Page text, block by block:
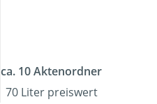
ca. 10 Aktenordner
70 Liter preiswert